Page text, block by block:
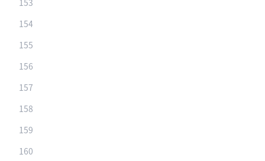
153
154
155
156
157
158
159
160